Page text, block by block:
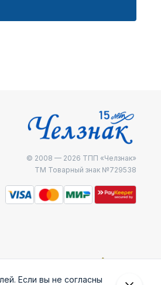
© 2008 — 2026 ТПП «Челзнак»
ТМ Товарный знак №729538
Если вы не согласны